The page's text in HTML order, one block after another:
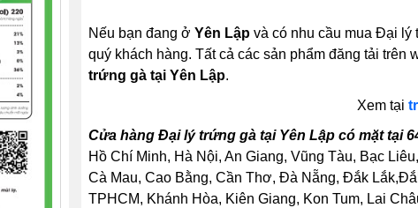
Nếu bạn đang ở Yên Lậpvà có nhu cầu mua Đại lý
quý khách hàng. Tất cả các sản phẩm đăng tải
trứng gà tại Yên Lập.
Xem tại
Cửa hàng Đại lý trứng gà tại Yên Lập có mặt tại
Hồ Chí Minh, Hà Nội, An Giang, Vũng Tàu, Bạc
Cà Mau, Cao Bằng, Cần Thơ, Đà Nẵng, Đắk
TPHCM, Khánh Hòa, Kiên Giang, Kon Tum, Lai